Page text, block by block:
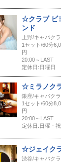
☆クラブ ビ
ンド
上野/キャバクラ
1セット/60分
円
20:00～LAST
定休日:日曜日
☆ミラノク
銀座/キャバクラ
1セット/60分
円
20:00～LAST
定休日:日曜・
☆ジェイク
渋谷/キャバクラ